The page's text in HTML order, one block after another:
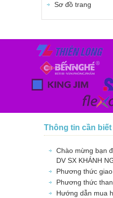
Sơ đồ trang
Thông tin cần biết
Chào mừng bạn
DV SX KHÁNH
Phương thức
Phương thức
Hướng dẫn mua